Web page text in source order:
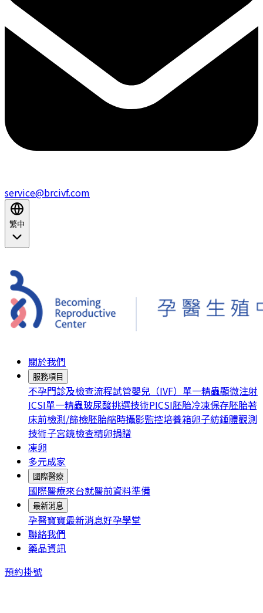
service@brcivf.com
繁中
關於我們
服務項目
不孕門診及檢查流程試管嬰兒（IVF） 單一精蟲顯微注射
ICSI單一精蟲玻尿酸挑選技術PICSI胚胎冷凍保存胚胎著
床前檢測/篩檢胚胎縮時攝影監控培養箱卵子紡錘體觀測
技術子宮鏡檢查精卵捐贈
凍卵
多元成家
國際醫療
國際醫療來台就醫前資料準備
最新消息
孕醫寶寶最新消息好孕學堂
聯絡我們
藥品資訊
預約掛號